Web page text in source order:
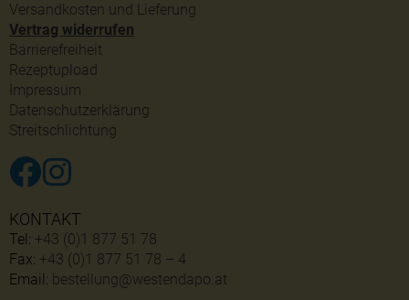
Versandkosten und Lieferung
Vertrag widerrufen
Barrierefreiheit
Rezeptupload
Impressum
Datenschutzerklärung
Streitschlichtung
KONTAKT
Tel: +43 (0)1 877 51 78
Fax: +43 (0)1 877 51 78 – 4
Email: bestellung@westendapo.at